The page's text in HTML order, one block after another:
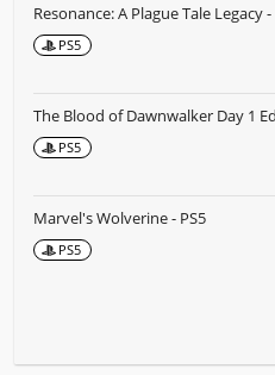
Resonance: A Plague Tale Legacy -
PS5
The Blood of Dawnwalker Day 1
PS5
Marvel's Wolverine - PS5
PS5